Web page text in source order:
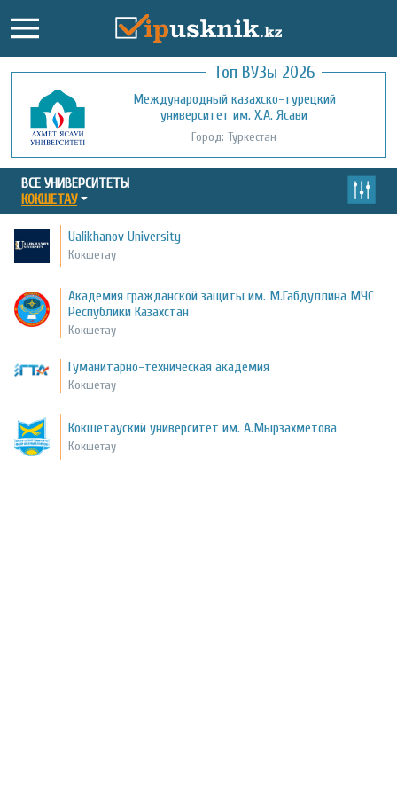
Топ ВУЗы 2026
Международный казахско-турецкий
университет им. Х.А. Ясави
Город: Туркестан
Кызылординский открытый
университет
Город: Кызылорда
ВСЕ УНИВЕРСИТЕТЫ
КОКШЕТАУ
Ualikhanov University
Кокшетау
Академия гражданской защиты им. М.Габдуллина МЧС
Республики Казахстан
Кокшетау
Гуманитарно-техническая академия
Кокшетау
Кокшетауский университет им. А.Мырзахметова
Кокшетау